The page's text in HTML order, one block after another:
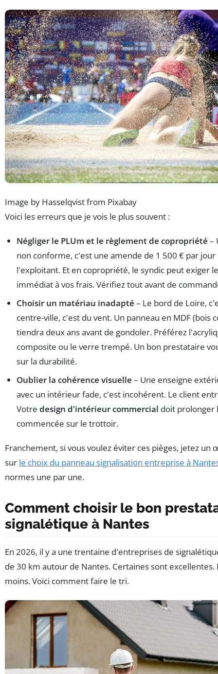
Image by Hasselqvist from Pixabay
Voici les erreurs que je vois le plus souvent :
Négliger le PLUm et le règlement de copropriété –
non conforme, c'est une amende de 1 500 € par
l'exploitant. Et en copropriété, le syndic peut exiger
immédiat à vos frais. Vérifiez tout avant de
Choisir un matériau inadapté – Le bord de Loire,
centre-ville, c'est du vent. Un panneau en MDF (bois
tiendra deux ans avant de gondoler. Préférez
composite ou le verre trempé. Un bon prestataire
sur la durabilité.
Oublier la cohérence visuelle – Une enseigne
avec un intérieur fade, c'est incohérent. Le client
Votre design d'intérieur commercial doit prolonger
commencée sur le trottoir.
Franchement, si vous voulez éviter ces pièges, jetez un
sur le choix du panneau signalisation entreprise à
normes une par une.
Comment choisir le bon
signalétique à Nantes
En 2026, il y a une trentaine d'entreprises de
de 30 km autour de Nantes. Certaines sont
moins. Voici comment faire le tri.